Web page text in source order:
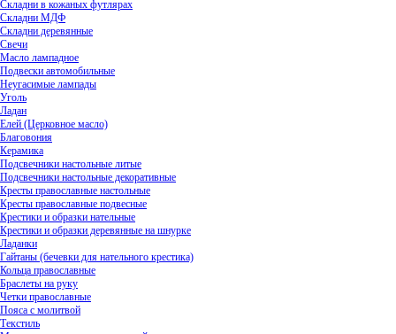
Складни в кожаных футлярах
Складни МДФ
Складни деревянные
Свечи
Масло лампадное
Подвески автомобильные
Неугасимые лампады
Уголь
Ладан
Елей (Церковное масло)
Благовония
Керамика
Подсвечники настольные литые
Подсвечники настольные декоративные
Кресты православные настольные
Кресты православные подвесные
Крестики и образки нательные
Крестики и образки деревянные на шнурке
Ладанки
Гайтаны (бечевки для нательного крестика)
Кольца православные
Браслеты на руку
Четки православные
Пояса с молитвой
Текстиль